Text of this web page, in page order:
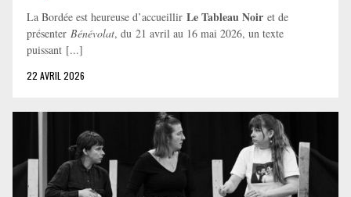
La Bordée est heureuse d’accueillir Le Tableau Noir et de
présenter Bénévolat, du 21 avril au 16 mai 2026, un texte
puissant [...]
22 AVRIL 2026